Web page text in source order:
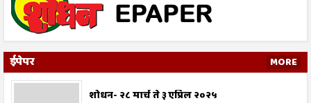
ईपेपर MORE
शोधन- २८ मार्च ते ३ एप्रिल २०२५